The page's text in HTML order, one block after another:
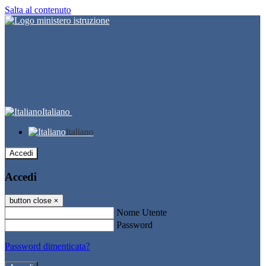
Salta al contenuto
Italiano
Italiano
Accedi
Accedi
button close ×
Nome Utente
Password
Password dimenticata?